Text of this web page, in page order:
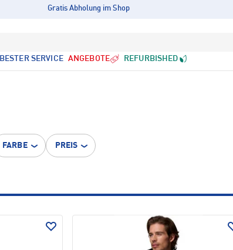
Gratis Abholung im Shop
BESTER SERVICE ANGEBOTE REFURBISHED
FARBE PREIS